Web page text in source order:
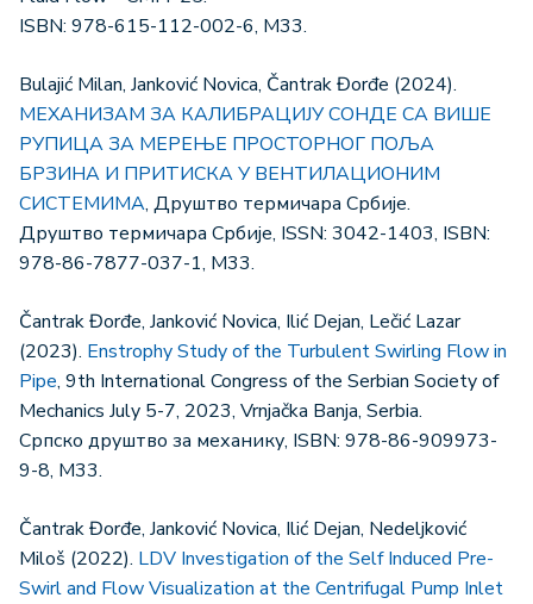
ISBN: 978-615-112-002-6, M33.
Bulajić Milan, Janković Novica, Čantrak Đorđe (2024).
МЕХАНИЗАМ ЗА КАЛИБРАЦИЈУ СОНДЕ СА ВИШЕ
РУПИЦА ЗА МЕРЕЊЕ ПРОСТОРНОГ ПОЉА
БРЗИНА И ПРИТИСКА У ВЕНТИЛАЦИОНИМ
СИСТЕМИМА, Друштво термичара Србије.
Друштво термичара Србије, ISSN: 3042-1403, ISBN:
978-86-7877-037-1, M33.
Čantrak Đorđe, Janković Novica, Ilić Dejan, Lečić Lazar
(2023). Enstrophy Study of the Turbulent Swirling Flow in
Pipe, 9th International Congress of the Serbian Society of
Mechanics July 5-7, 2023, Vrnjačka Banja, Serbia.
Српско друштво за механику, ISBN: 978-86-909973-
9-8, M33.
Čantrak Đorđe, Janković Novica, Ilić Dejan, Nedeljković
Miloš (2022). LDV Investigation of the Self Induced Pre-
Swirl and Flow Visualization at the Centrifugal Pump Inlet